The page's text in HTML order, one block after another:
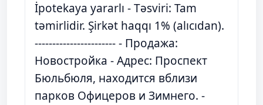
İpotekaya yararlı - Təsviri: Tam
təmirlidir. Şirkət haqqı 1% (alıcıdan).
----------------------- - Продажа:
Новостройка - Адрес: Проспект
Бюльбюля, находится вблизи
парков Офицеров и Зимнего. -